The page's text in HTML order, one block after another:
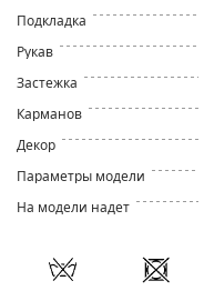
Подкладка
Рукав
Застежка
Карманов
Декор
Параметры модели
На модели надет